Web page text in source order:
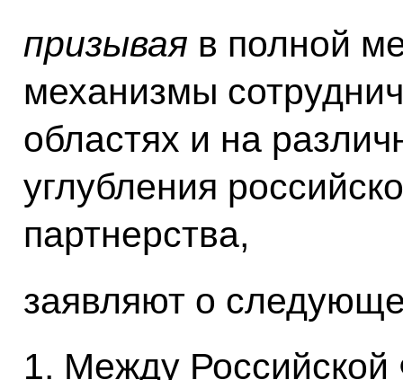
призывая в полной
механизмы
областях и на
углубления
партнерства,
заявляют о
1. Между